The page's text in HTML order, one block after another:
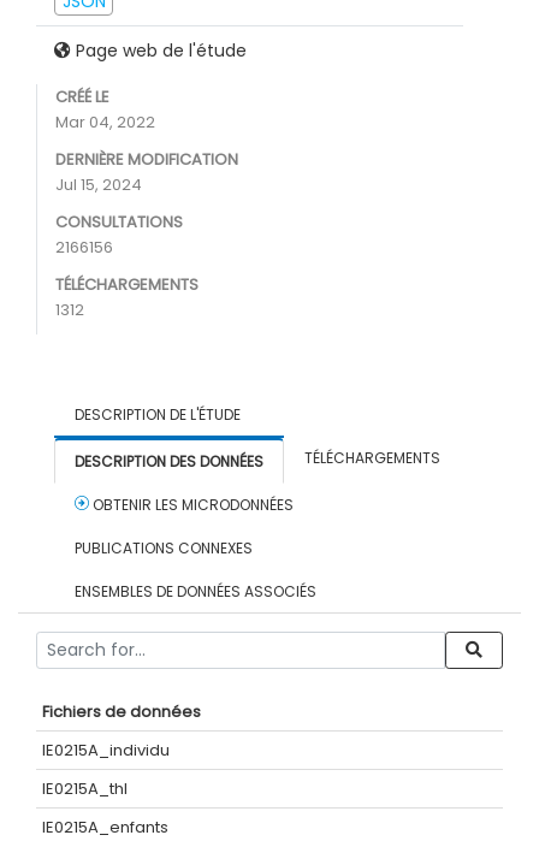
Page web de l'étude
CRÉÉ LE
Mar 04, 2022
DERNIÈRE MODIFICATION
Jul 15, 2024
CONSULTATIONS
2166156
TÉLÉCHARGEMENTS
1312
DESCRIPTION DE L'ÉTUDE
DESCRIPTION DES DONNÉES TÉLÉCHARGEMENTS
OBTENIR LES MICRODONNÉES
PUBLICATIONS CONNEXES
ENSEMBLES DE DONNÉES ASSOCIÉS
Fichiers de données
IE0215A_individu
IE0215A_thl
IE0215A_enfants